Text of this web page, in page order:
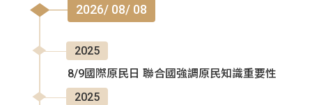
2026/ 08/ 08
2025
8/9國際原民日 聯合國強調原民知識重要性
2025